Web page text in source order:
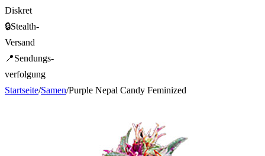
Diskret
🔒Stealth-
Versand
📍Sendungs-
verfolgung
Startseite/Samen/Purple Nepal Candy Feminized